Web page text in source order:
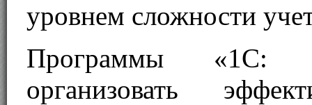
уровнем сложности
Программы «1С:
организовать